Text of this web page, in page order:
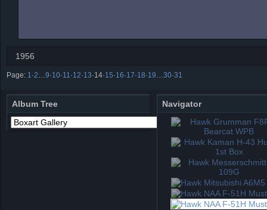
1956
Page: 1 ·2 9·10·11 ·12·13·14·15·16·17·18·19 30·31
Album Tree Navigator